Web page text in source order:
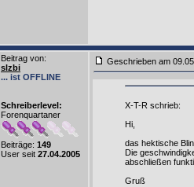
Beitrag von:
slzbi
... ist OFFLINE
Schreiberlevel:
Forenquartaner
Beiträge: 149
User seit 27.04.2005
Geschrieben am
X-T-R schrieb:
Hi,
das hektische
Die
abschließen
Gruß